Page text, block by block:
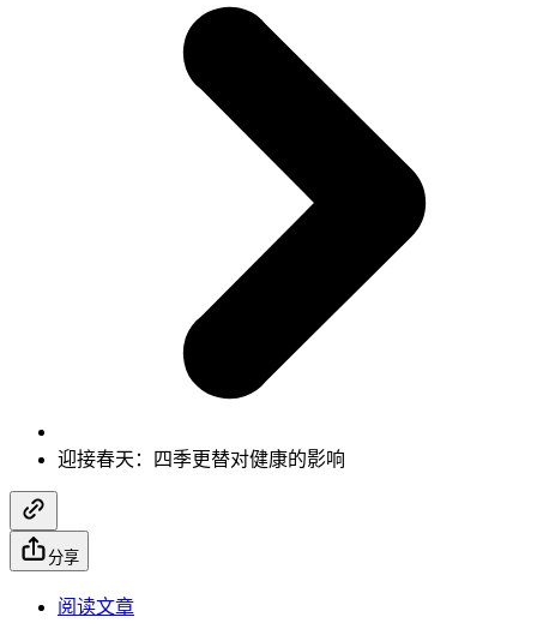
迎接春天：四季更替对健康的影响
分享
阅读文章